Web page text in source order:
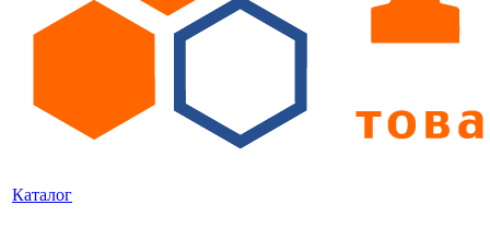
Каталог